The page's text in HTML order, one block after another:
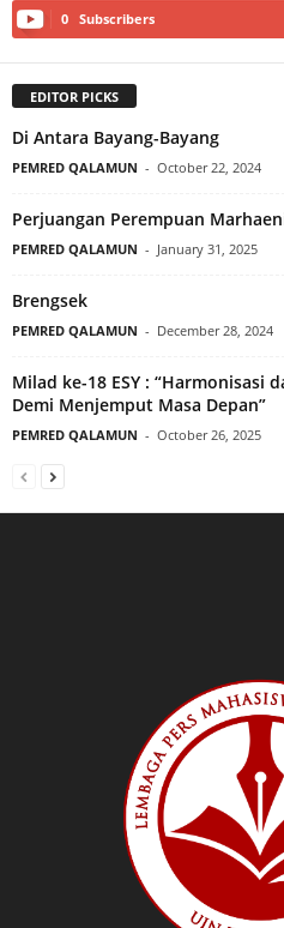
0 Subscribers
EDITOR PICKS
Di Antara Bayang-Bayang
PEMRED QALAMUN - October 22, 2024
Perjuangan Perempuan
PEMRED QALAMUN - January 31, 2025
Brengsek
PEMRED QALAMUN - December 28, 2024
Milad ke-18 ESY : “Harmonisasi
Demi Menjemput Masa Depan”
PEMRED QALAMUN - October 26, 2025